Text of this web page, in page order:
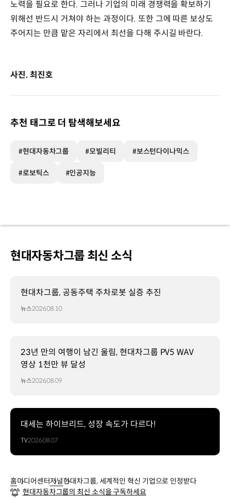
노력을 필요로 한다. 그러나 기업의 미래 경쟁력을 확보하기
위해선 반드시 거쳐야 하는 과정이다. 또한 그에 따른 보상도
주어지는 만큼 맡은 자리에서 최선을 다해 주시길 바란다.
사진. 최진호
추천 태그로 더 탐색해보세요
#현대자동차그룹 #모빌리티 #보스턴다이나믹스
#로보틱스 #인공지능
현대자동차그룹 최신 소식
현대차그룹, 공동주택 주차로봇 실증 추진
뉴스2026.08.10
23년 만의 여행이 남긴 울림, 현대차그룹 PV5 WAV
영상 1천만 뷰 달성
뉴스2026.08.09
대세는 하이브리드, 성장 속도가 다르다!
TV2026.08.07
홈미디어센터저널현대차그룹, 세계적인 혁신 기업으로 인정받다
현대자동차그룹의 최신 소식을 구독하세요